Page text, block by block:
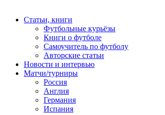
Статьи, книги
Футбольные курьёзы
Книги о футболе
Самоучитель по футболу
Авторские статьи
Новости и интервью
Матчи/турниры
Россия
Англия
Германия
Испания